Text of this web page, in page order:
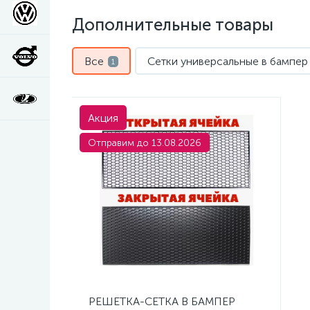
Дополнительные товары
Все 1 Сетки универсальные в бампер
Акция
Отправим до 13.08.2026
РЕШЕТКА-СЕТКА В БАМПЕР